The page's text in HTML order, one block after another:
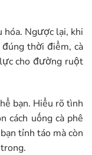
hóa. Ngược lại, khi
thời điểm, cà
cho đường ruột
bạn. Hiểu rõ tình
cách uống cà phê
tỉnh táo mà còn